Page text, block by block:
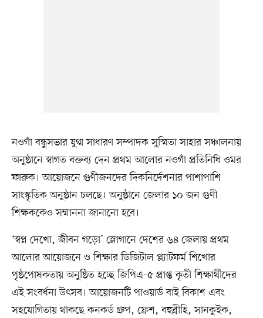
নওগাঁ বন্ধুসভার যুগ্ম সাধারণ সম্পাদক সুস্মিতা সাহার সঞ্চালনায়
অনুষ্ঠানে স্বাগত বক্তব্য দেন প্রথম আলোর নওগাঁ প্রতিনিধি ওমর
ফারুক। আয়োজনে গুণীজনদের দিকনির্দেশনার পাশাপাশি
সাংস্কৃতিক অনুষ্ঠান চলছে। অনুষ্ঠানে জেলার ১০ জন গুণী
শিক্ষককেও সম্মাননা জানানো হবে।
‘স্বপ্ন দেখো, জীবন গড়ো’ স্লোগানে দেশের ৬৪ জেলায় প্রথম
আলোর আয়োজনে ও শিক্ষার ডিজিটাল প্ল্যাটফর্ম শিখোর
পৃষ্ঠপোষকতায় অনুষ্ঠিত হচ্ছে জিপিএ-৫ প্রাপ্ত কৃতী শিক্ষার্থীদের
এই সংবর্ধনা উৎসব। আয়োজনটি পাওয়ার্ড বাই বিকাশ এবং
সহযোগিতায় থাকছে কনকর্ড গ্রুপ, ফ্রেশ, বহুব্রীহি, সানকুইক,